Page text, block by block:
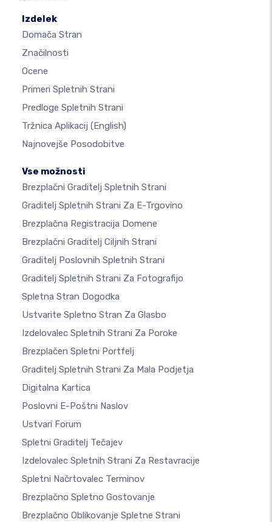
Izdelek
Domača Stran
Značilnosti
Ocene
Primeri Spletnih Strani
Predloge Spletnih Strani
Tržnica Aplikacij (English)
Najnovejše Posodobitve
Vse možnosti
Brezplačni Graditelj Spletnih Strani
Graditelj Spletnih Strani Za E-Trgovino
Brezplačna Registracija Domene
Brezplačni Graditelj Ciljnih Strani
Graditelj Poslovnih Spletnih Strani
Graditelj Spletnih Strani Za Fotografijo
Spletna Stran Dogodka
Ustvarite Spletno Stran Za Glasbo
Izdelovalec Spletnih Strani Za Poroke
Brezplačen Spletni Portfelj
Graditelj Spletnih Strani Za Mala Podjetja
Digitalna Kartica
Poslovni E-Poštni Naslov
Ustvari Forum
Spletni Graditelj Tečajev
Izdelovalec Spletnih Strani Za Restavracije
Spletni Načrtovalec Terminov
Brezplačno Spletno Gostovanje
Brezplačno Oblikovanje Spletne Strani